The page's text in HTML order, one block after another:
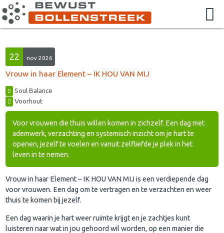
22 nov 2026
Vrouw in haar Element – IK HOU VAN MIJ
Soul Balance
Voorhout
Voor vrouwen die thuis willen komen in zichzelf. Een dag met
ademwerk, verzachting en systemisch inzicht om je hart te
openen, jezelf te voelen en vanuit zelfliefde je plek in het
leven in te nemen.
Vrouw in haar Element – IK HOU VAN MIJ is een verdiepende dag
voor vrouwen. Een dag om te vertragen en te verzachten en weer
thuis te komen bij jezelf.
Een dag waarin je hart weer ruimte krijgt en je zachtjes kunt
luisteren naar wat in jou gehoord wil worden, op een manier die